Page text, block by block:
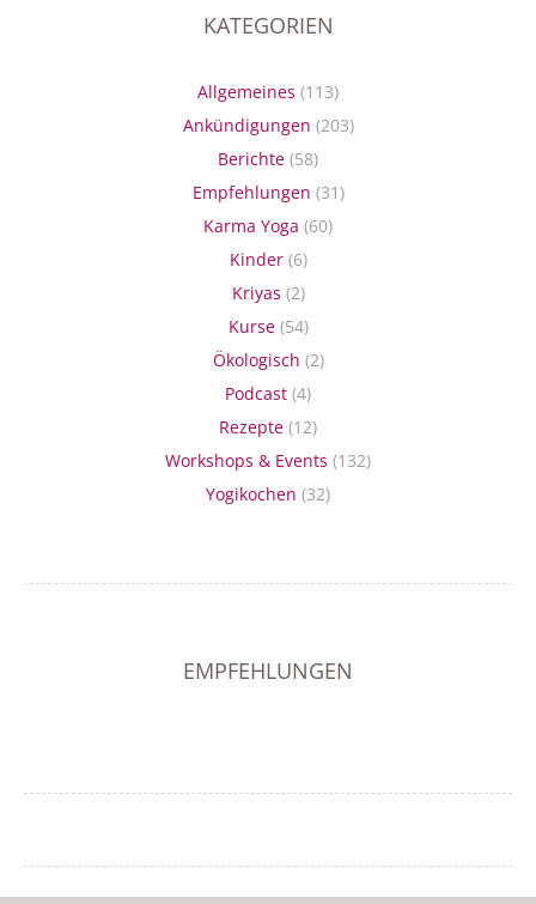
KATEGORIEN
Allgemeines (113)
Ankündigungen (203)
Berichte (58)
Empfehlungen (31)
Karma Yoga (60)
Kinder(6)
Kriyas (2)
Kurse(54)
Ökologisch (2)
Podcast (4)
Rezepte (12)
Workshops & Events (132)
Yogikochen (32)
EMPFEHLUNGEN